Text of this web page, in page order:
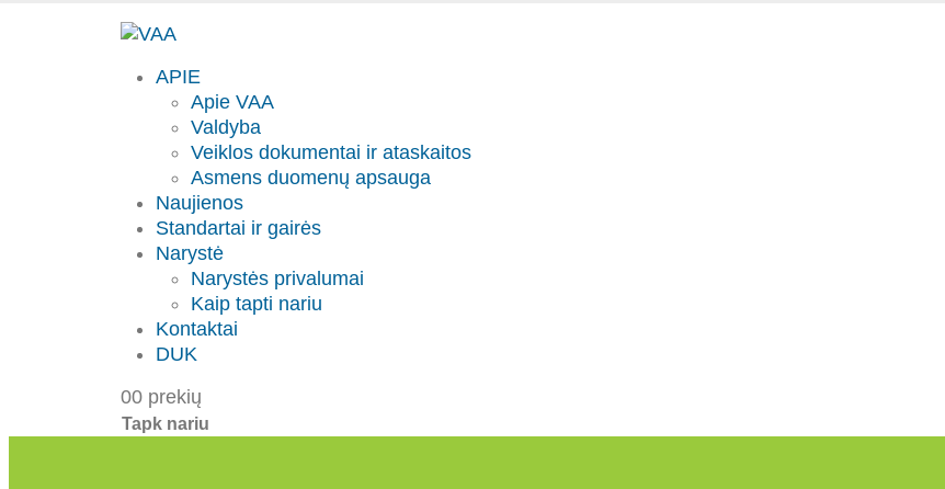
APIE
Apie VAA
Valdyba
Veiklos dokumentai ir ataskaitos
Asmens duomenų apsauga
Naujienos
Standartai ir gairės
Narystė
Narystės privalumai
Kaip tapti nariu
Kontaktai
DUK
00 prekių
Tapk nariu